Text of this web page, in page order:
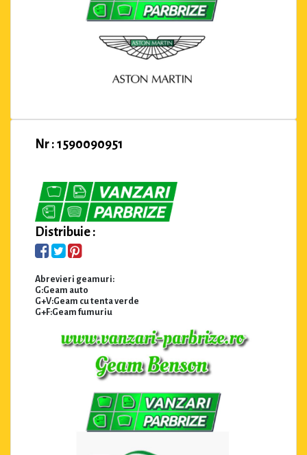
Nr : 1590090951
Distribuie :
Abrevieri geamuri:
G:Geam auto
G+V:Geam cu tenta verde
G+F:Geam fumuriu